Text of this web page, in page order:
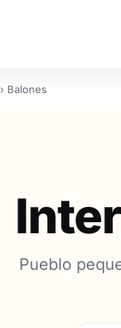
› Balones
Pueblo